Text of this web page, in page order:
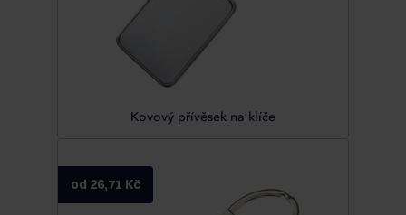
Kovový přívěsek na klíče
od 26,71 Kč